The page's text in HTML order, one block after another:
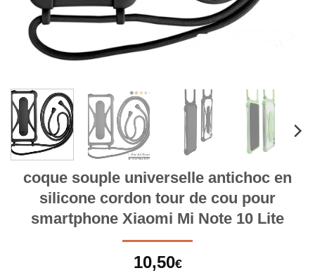
coque souple universelle antichoc en
silicone cordon tour de cou pour
smartphone Xiaomi Mi Note 10 Lite
10,50€